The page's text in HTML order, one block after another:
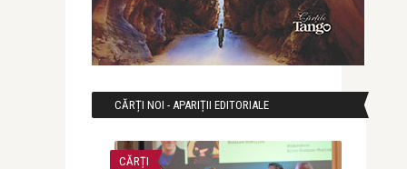
CĂRȚI NOI - APARIȚII EDITORIALE
CĂRȚI